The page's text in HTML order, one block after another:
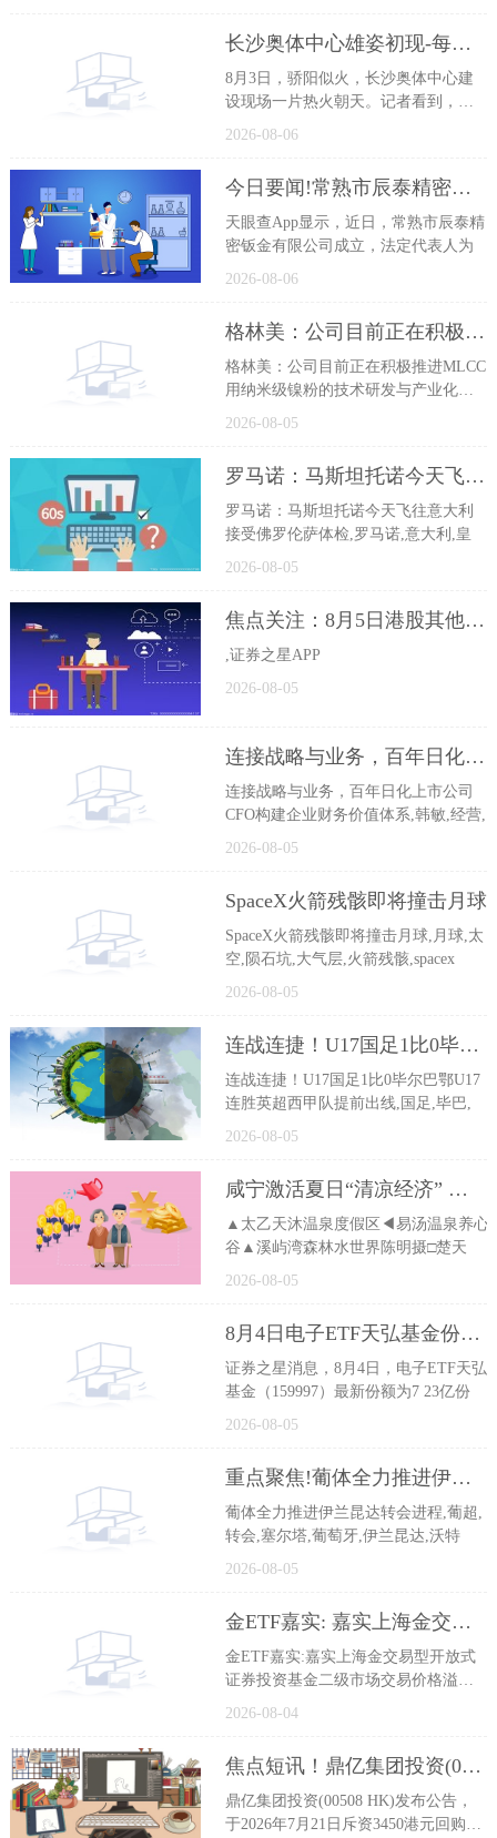
长沙奥体中心雄姿初现-每日聚焦
8月3日，骄阳似火，长沙奥体中心建
设现场一片热火朝天。记者看到，为
全
2026-08-06
今日要闻!常熟市辰泰精密钣金有限公司成立 注册资本101万人民币
天眼查App显示，近日，常熟市辰泰精
密钣金有限公司成立，法定代表人为
2026-08-06
格林美：公司目前正在积极推进MLCC用纳米级镍粉的技术研发与产业化准备工作 天天资讯
格林美：公司目前正在积极推进MLCC
用纳米级镍粉的技术研发与产业化准
备
2026-08-05
罗马诺：马斯坦托诺今天飞往意大利接受佛罗伦萨体检
罗马诺：马斯坦托诺今天飞往意大利
接受佛罗伦萨体检,罗马诺,意大利,皇
2026-08-05
焦点关注：8月5日港股其他医疗保健行业沽空数据盘点，毛戈平、康耐特光学、巨子生物沽空金额位居行业前三
,证券之星APP
2026-08-05
连接战略与业务，百年日化上市公司CFO构建企业财务价值体系
连接战略与业务，百年日化上市公司
CFO构建企业财务价值体系,韩敏,经营,
2026-08-05
SpaceX火箭残骸即将撞击月球
SpaceX火箭残骸即将撞击月球,月球,太
空,陨石坑,大气层,火箭残骸,spacex
2026-08-05
连战连捷！U17国足1比0毕尔巴鄂U17 连胜英超西甲队提前出线|今日热闻
连战连捷！U17国足1比0毕尔巴鄂U17
连胜英超西甲队提前出线,国足,毕巴,
2026-08-05
咸宁激活夏日“清凉经济” 游客深度体验“溪游记”
▲太乙天沐温泉度假区◀易汤温泉养心
谷▲溪屿湾森林水世界陈明摄□楚天
2026-08-05
8月4日电子ETF天弘基金份额增加1700万份，重仓股兆易创新、寒武纪、北方华创
证券之星消息，8月4日，电子ETF天弘
基金（159997）最新份额为7 23亿份
2026-08-05
重点聚焦!葡体全力推进伊兰昆达转会进程
葡体全力推进伊兰昆达转会进程,葡超,
转会,塞尔塔,葡萄牙,伊兰昆达,沃特
2026-08-05
金ETF嘉实: 嘉实上海金交易型开放式证券投资基金二级市场交易价格溢价风险提示公告
金ETF嘉实:嘉实上海金交易型开放式
证券投资基金二级市场交易价格溢价
风
2026-08-04
焦点短讯！鼎亿集团投资(00508.HK)发布公告，于2026年7月21日斥资3450港元回购1万股
鼎亿集团投资(00508 HK)发布公告，
于2026年7月21日斥资3450港元回购1